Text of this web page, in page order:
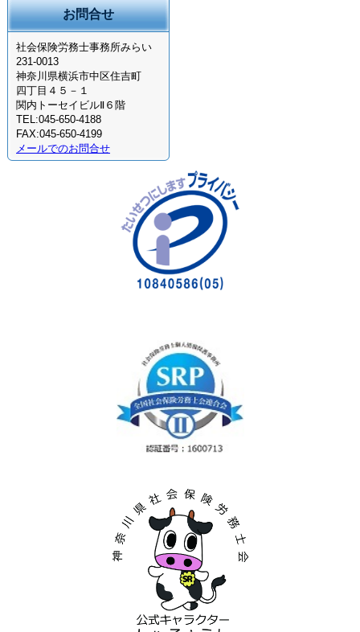
お問合せ
社会保険労務士事務所みらい
231-0013
神奈川県横浜市中区住吉町
四丁目４５－１
関内トーセイビルⅡ６階
TEL:045-650-4188
FAX:045-650-4199
メールでのお問合せ